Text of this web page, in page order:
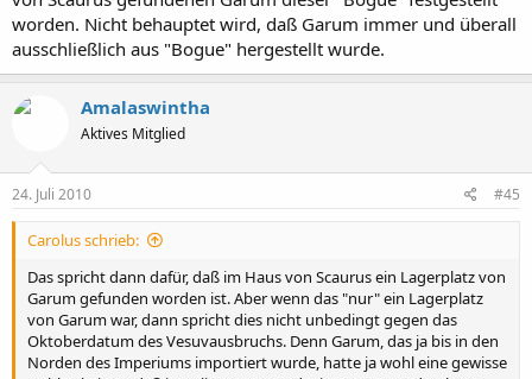
worden. Nicht behauptet wird, daß Garum immer und überall
ausschließlich aus "Bogue" hergestellt wurde.
Amalaswintha
Aktives Mitglied
24. Juli 2010 #45
Carolus schrieb:
Das spricht dann dafür, daß im Haus von Scaurus ein Lagerplatz von
Garum gefunden worden ist. Aber wenn das "nur" ein Lagerplatz
von Garum war, dann spricht dies nicht unbedingt gegen das
Oktoberdatum des Vesuvausbruchs. Denn Garum, das ja bis in den
Norden des Imperiums importiert wurde, hatte ja wohl eine gewisse